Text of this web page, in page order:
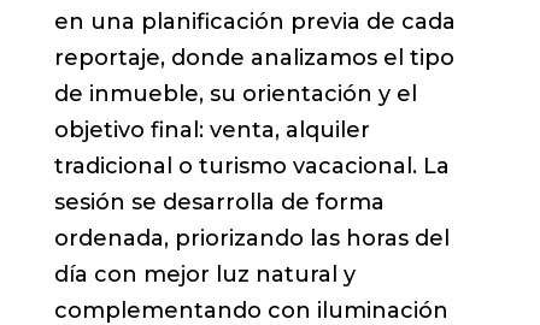
en una planificación previa de cada
reportaje, donde analizamos el tipo
de inmueble, su orientación y el
objetivo final: venta, alquiler
tradicional o turismo vacacional. La
sesión se desarrolla de forma
ordenada, priorizando las horas del
día con mejor luz natural y
complementando con iluminación